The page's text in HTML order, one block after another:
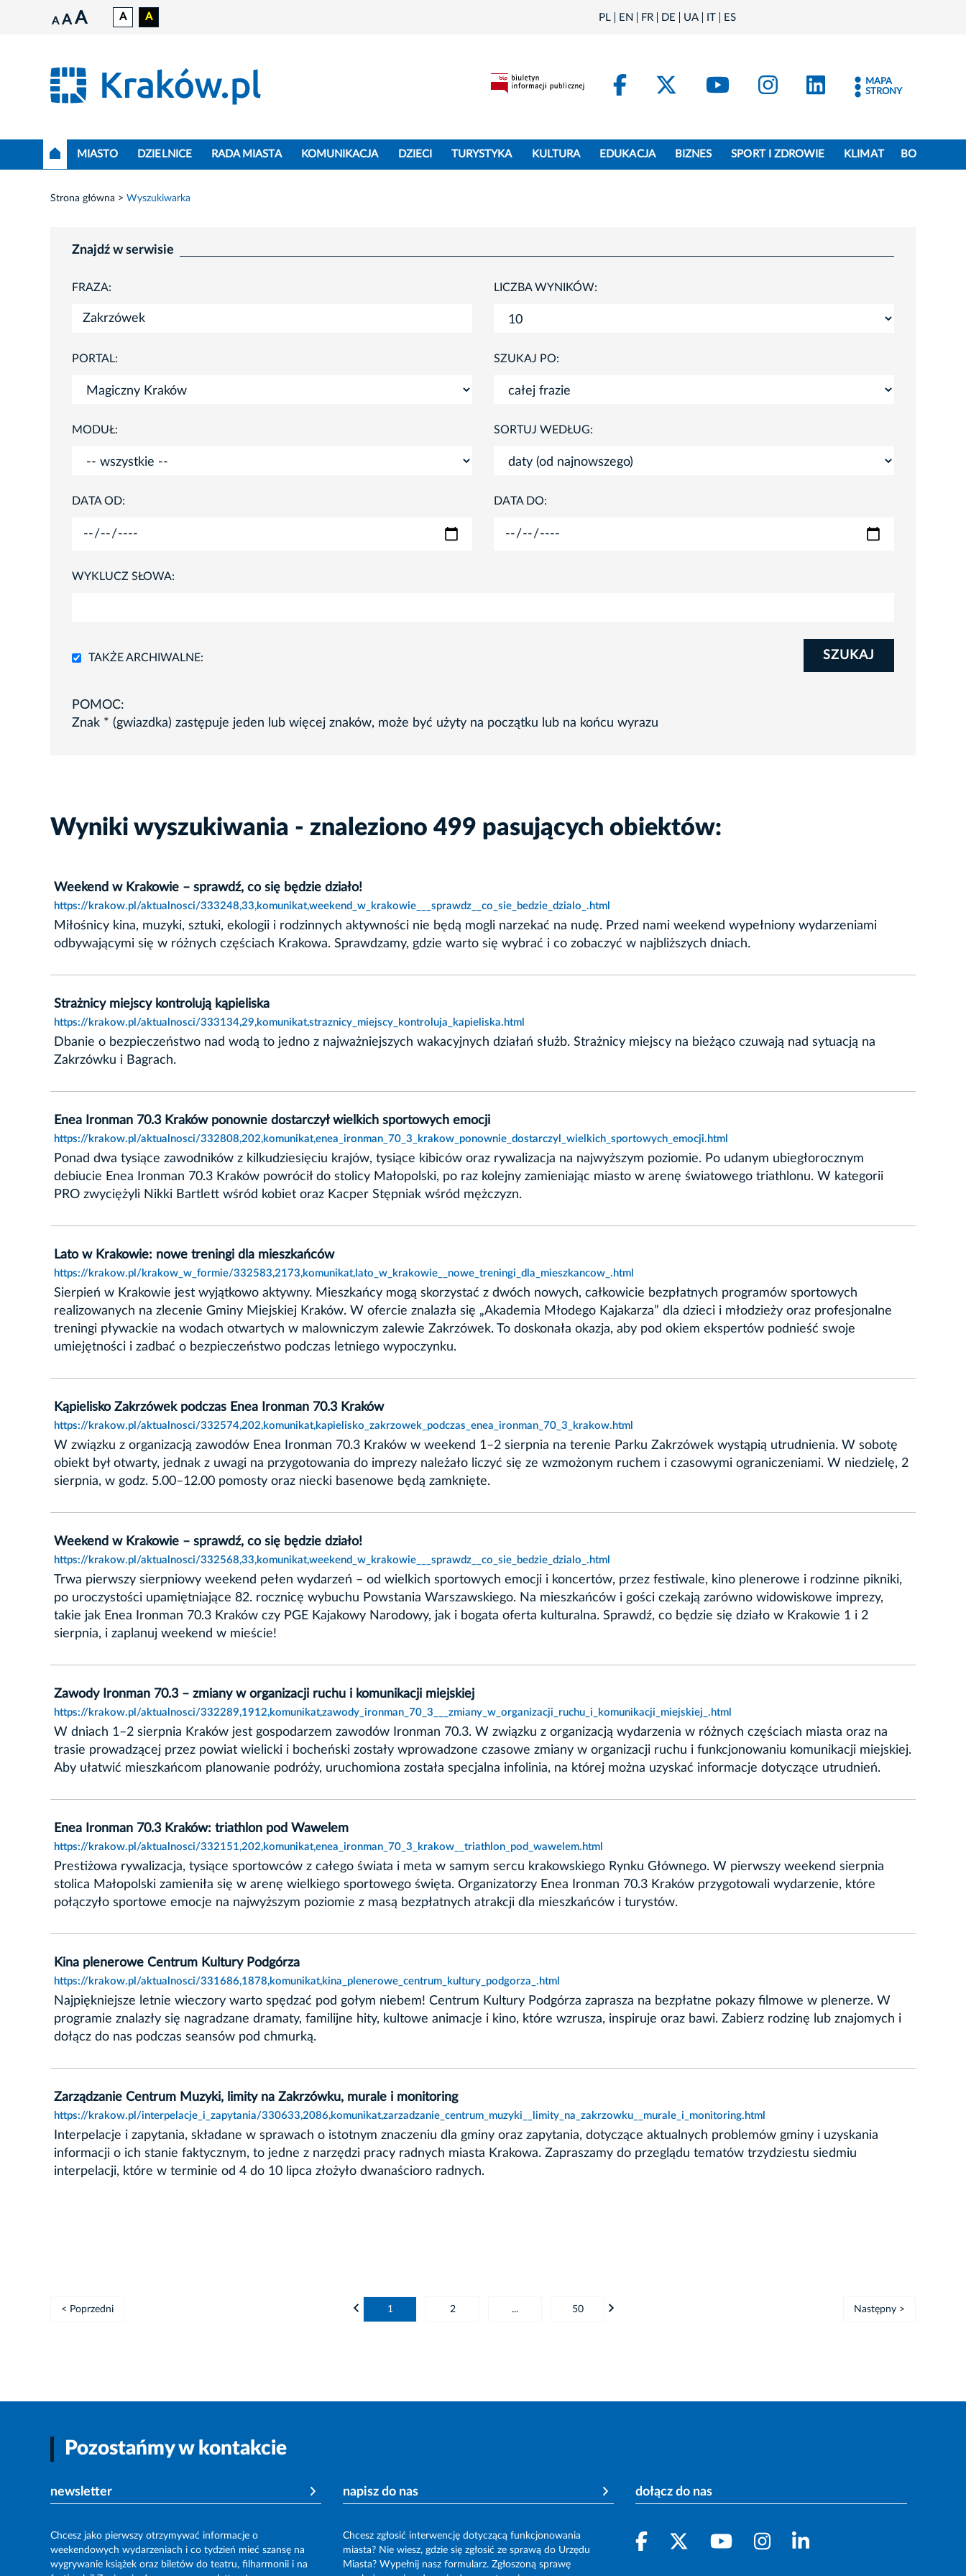
A A A A A PL EN FR DE UA IT ES
FacebookKraków - X
Kraków - YouTube
Kraków - Instagram
Kraków -
MAPA
STRONY
MIASTO DZIELNICE RADA MIASTA KOMUNIKACJA DZIECI TURYSTYKA KULTURA EDUKACJA BIZNES SPORT I ZDROWIE KLIMAT BO
Strona główna Wyszukiwarka
Znajdź w serwisie
FRAZA: LICZBA WYNIKÓW:
PORTAL: SZUKAJ PO:
MODUŁ: SORTUJ WEDŁUG:
DATA OD: DATA DO:
WYKLUCZ SŁOWA:
TAKŻE ARCHIWALNE: SZUKAJ
POMOC:
Znak * (gwiazdka) zastępuje jeden lub więcej znaków, może być użyty na początku lub na końcu wyrazu
Wyniki wyszukiwania - znaleziono 499 pasujących obiektów:
Weekend w Krakowie – sprawdź, co się będzie działo!
https://krakow.pl/aktualnosci/333248,33,komunikat,weekend_w_krakowie___sprawdz__co_sie_bedzie_dzialo_.html
Miłośnicy kina, muzyki, sztuki, ekologii i rodzinnych aktywności nie będą mogli narzekać na nudę. Przed nami weekend wypełniony wydarzeniami
odbywającymi się w różnych częściach Krakowa. Sprawdzamy, gdzie warto się wybrać i co zobaczyć w najbliższych dniach.
Strażnicy miejscy kontrolują kąpieliska
https://krakow.pl/aktualnosci/333134,29,komunikat,straznicy_miejscy_kontroluja_kapieliska.html
Dbanie o bezpieczeństwo nad wodą to jedno z najważniejszych wakacyjnych działań służb. Strażnicy miejscy na bieżąco czuwają nad sytuacją na
Zakrzówku i Bagrach.
Enea Ironman 70.3 Kraków ponownie dostarczył wielkich sportowych emocji
https://krakow.pl/aktualnosci/332808,202,komunikat,enea_ironman_70_3_krakow_ponownie_dostarczyl_wielkich_sportowych_emocji.html
Ponad dwa tysiące zawodników z kilkudziesięciu krajów, tysiące kibiców oraz rywalizacja na najwyższym poziomie. Po udanym ubiegłorocznym
debiucie Enea Ironman 70.3 Kraków powrócił do stolicy Małopolski, po raz kolejny zamieniając miasto w arenę światowego triathlonu. W kategorii
PRO zwyciężyli Nikki Bartlett wśród kobiet oraz Kacper Stępniak wśród mężczyzn.
Lato w Krakowie: nowe treningi dla mieszkańców
https://krakow.pl/krakow_w_formie/332583,2173,komunikat,lato_w_krakowie__nowe_treningi_dla_mieszkancow_.html
Sierpień w Krakowie jest wyjątkowo aktywny. Mieszkańcy mogą skorzystać z dwóch nowych, całkowicie bezpłatnych programów sportowych
realizowanych na zlecenie Gminy Miejskiej Kraków. W ofercie znalazła się „Akademia Młodego Kajakarza” dla dzieci i młodzieży oraz profesjonalne
treningi pływackie na wodach otwartych w malowniczym zalewie Zakrzówek. To doskonała okazja, aby pod okiem ekspertów podnieść swoje
umiejętności i zadbać o bezpieczeństwo podczas letniego wypoczynku.
Kąpielisko Zakrzówek podczas Enea Ironman 70.3 Kraków
https://krakow.pl/aktualnosci/332574,202,komunikat,kapielisko_zakrzowek_podczas_enea_ironman_70_3_krakow.html
W związku z organizacją zawodów Enea Ironman 70.3 Kraków w weekend 1–2 sierpnia na terenie Parku Zakrzówek wystąpią utrudnienia. W sobotę
obiekt był otwarty, jednak z uwagi na przygotowania do imprezy należało liczyć się ze wzmożonym ruchem i czasowymi ograniczeniami. W niedzielę, 2
sierpnia, w godz. 5.00–12.00 pomosty oraz niecki basenowe będą zamknięte.
Weekend w Krakowie – sprawdź, co się będzie działo!
https://krakow.pl/aktualnosci/332568,33,komunikat,weekend_w_krakowie___sprawdz__co_sie_bedzie_dzialo_.html
Trwa pierwszy sierpniowy weekend pełen wydarzeń – od wielkich sportowych emocji i koncertów, przez festiwale, kino plenerowe i rodzinne pikniki,
po uroczystości upamiętniające 82. rocznicę wybuchu Powstania Warszawskiego. Na mieszkańców i gości czekają zarówno widowiskowe imprezy,
takie jak Enea Ironman 70.3 Kraków czy PGE Kajakowy Narodowy, jak i bogata oferta kulturalna. Sprawdź, co będzie się działo w Krakowie 1 i 2
sierpnia, i zaplanuj weekend w mieście!
Zawody Ironman 70.3 – zmiany w organizacji ruchu i komunikacji miejskiej
https://krakow.pl/aktualnosci/332289,1912,komunikat,zawody_ironman_70_3___zmiany_w_organizacji_ruchu_i_komunikacji_miejskiej_.html
W dniach 1–2 sierpnia Kraków jest gospodarzem zawodów Ironman 70.3. W związku z organizacją wydarzenia w różnych częściach miasta oraz na
trasie prowadzącej przez powiat wielicki i bocheński zostały wprowadzone czasowe zmiany w organizacji ruchu i funkcjonowaniu komunikacji miejskiej.
Aby ułatwić mieszkańcom planowanie podróży, uruchomiona została specjalna infolinia, na której można uzyskać informacje dotyczące utrudnień.
Enea Ironman 70.3 Kraków: triathlon pod Wawelem
https://krakow.pl/aktualnosci/332151,202,komunikat,enea_ironman_70_3_krakow__triathlon_pod_wawelem.html
Prestiżowa rywalizacja, tysiące sportowców z całego świata i meta w samym sercu krakowskiego Rynku Głównego. W pierwszy weekend sierpnia
stolica Małopolski zamieniła się w arenę wielkiego sportowego święta. Organizatorzy Enea Ironman 70.3 Kraków przygotowali wydarzenie, które
połączyło sportowe emocje na najwyższym poziomie z masą bezpłatnych atrakcji dla mieszkańców i turystów.
Kina plenerowe Centrum Kultury Podgórza
https://krakow.pl/aktualnosci/331686,1878,komunikat,kina_plenerowe_centrum_kultury_podgorza_.html
Najpiękniejsze letnie wieczory warto spędzać pod gołym niebem! Centrum Kultury Podgórza zaprasza na bezpłatne pokazy filmowe w plenerze. W
programie znalazły się nagradzane dramaty, familijne hity, kultowe animacje i kino, które wzrusza, inspiruje oraz bawi. Zabierz rodzinę lub znajomych i
dołącz do nas podczas seansów pod chmurką.
Zarządzanie Centrum Muzyki, limity na Zakrzówku, murale i monitoring
https://krakow.pl/interpelacje_i_zapytania/330633,2086,komunikat,zarzadzanie_centrum_muzyki__limity_na_zakrzowku__murale_i_monitoring.html
Interpelacje i zapytania, składane w sprawach o istotnym znaczeniu dla gminy oraz zapytania, dotyczące aktualnych problemów gminy i uzyskania
informacji o ich stanie faktycznym, to jedne z narzędzi pracy radnych miasta Krakowa. Zapraszamy do przeglądu tematów trzydziestu siedmiu
interpelacji, które w terminie od 4 do 10 lipca złożyło dwanaścioro radnych.
< Poprzedni 1 2 ... 50 Następny >
Pozostańmy w kontakcie
newsletter
Chcesz jako pierwszy otrzymywać informacje o
weekendowych wydarzeniach i co tydzień mieć szansę na
wygrywanie książek oraz biletów do teatru, filharmonii i na
napisz do nas
Chcesz zgłosić interwencję dotyczącą funkcjonowania
miasta? Nie wiesz, gdzie się zgłosić ze sprawą do Urzędu
Miasta? Wypełnij nasz formularz. Zgłoszoną sprawę
dołącz do nas